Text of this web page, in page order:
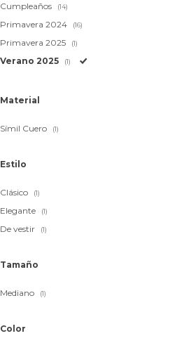
Cumpleaños (14)
Primavera 2024 (16)
Primavera 2025 (1)
Verano 2025 (1)
Material
Símil Cuero (1)
Estilo
Clásico (1)
Elegante (1)
De vestir (1)
Tamaño
Mediano (1)
Color